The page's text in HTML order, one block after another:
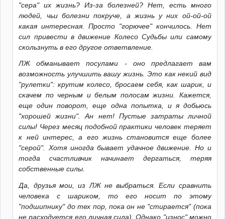
"сера" их жизнь? Из-за болезней? Нет, есть много
людей, чьи болезни покруче, а жизнь у них ой-ой-ой
какая интересная. Просто "горючее" кончилось. Нет
сил привести в движение Колесо Судьбы или самому
скользнуть в его другое ответвление.
ЛЖ обманывает посулами - оно предлагает вам
возможность улучшить вашу жизнь. Это как некий вид
"рулетки": крутим колесо, бросаем себя, как шарик, и
скачем по черным и белым полосам жизни. Кажется,
еще один поворот, еще одна попытка, и я добьюсь
"хорошей жизни". Ан нет! Пустые затраты личной
силы! Через месяц подобной практики человек теряет
к ней интерес, а его жизнь становится еще более
"серой". Хотя иногда бывает удачное движение. Но и
тогда счастливчик начинает дергаться, теряя
собственные силы.
Да, друзья мои, из ЛЖ не выбраться. Если сравнить
человека с шариком, то его носит по этому
"подшипнику" до тех пор, пока он не "стирается" (пока
не расходуется его личная сила). Однако "износ" можно